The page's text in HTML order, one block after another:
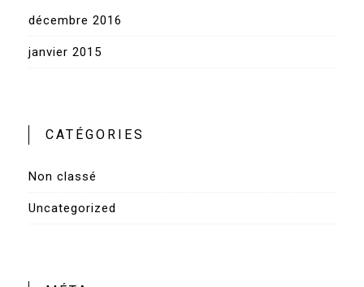
décembre 2016
janvier 2015
CATÉGORIES
Non classé
Uncategorized